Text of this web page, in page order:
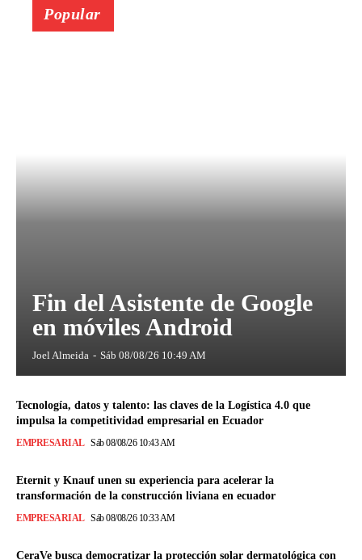
Popular
Fin del Asistente de Google
en móviles Android
Joel Almeida - Sáb 08/08/26 10:49 AM
Tecnología, datos y talento: las claves de la Logística 4.0 que
impulsa la competitividad empresarial en Ecuador
EMPRESARIAL Sáb 08/08/26 10:43 AM
Eternit y Knauf unen su experiencia para acelerar la
transformación de la construcción liviana en ecuador
EMPRESARIAL Sáb 08/08/26 10:33 AM
CeraVe busca democratizar la protección solar dermatológica con